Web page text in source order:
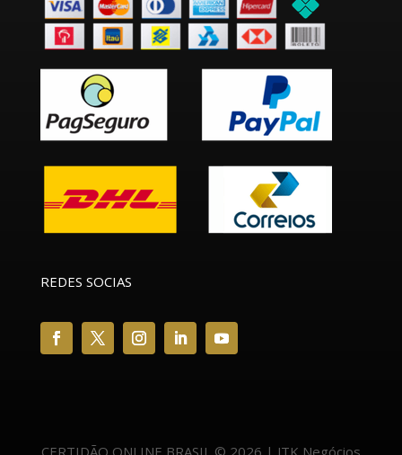
REDES SOCIAS
CERTIDÃO ONLINE BRASIL © 2026 | JTK Negócios